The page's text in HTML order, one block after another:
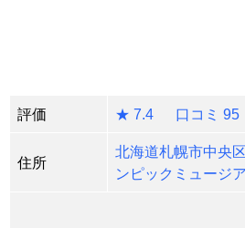
評価 ★ 7.4 口コミ 95
住所
北海道札幌市中央
ンピックミュージ